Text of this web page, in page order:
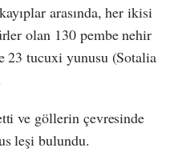
arasında, her ikisi
olan 130 pembe nehir
23 tucuxi yunusu (Sotalia
ve göllerin çevresinde
leşi bulundu.